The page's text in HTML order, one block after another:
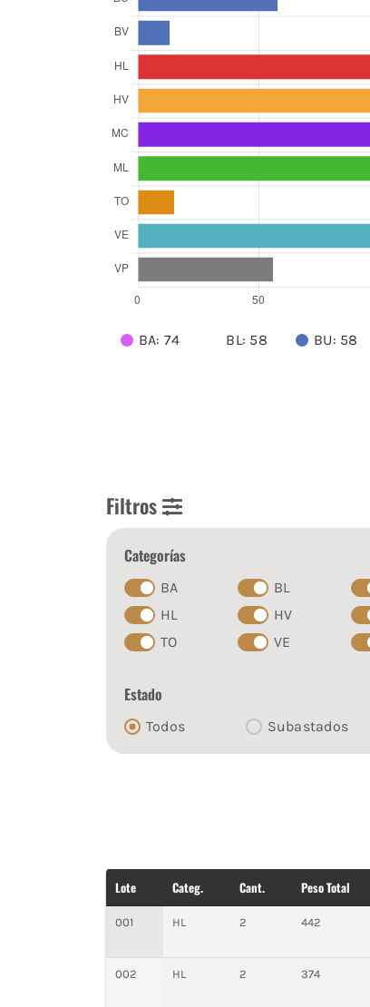
BA: 74 BL: 58 BU: 58
Filtros
Categorías
BA BL
HL
HV
TO
VE
Estado
Todos Subastados
Lote Categ. Cant. Peso Total
001 HL 2 442
002 HL 2 374